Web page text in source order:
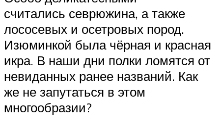
считались севрюжина, а также
лососевых и осетровых пород.
Изюминкой была чёрная и красная
икра. В наши дни полки ломятся от
невиданных ранее названий. Как
же не запутаться в этом
многообразии?